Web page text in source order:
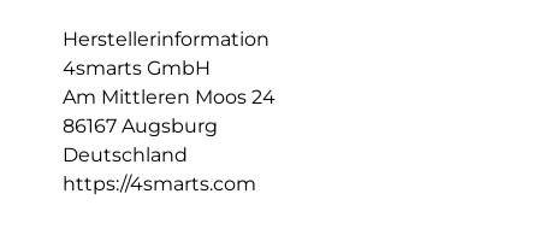
Herstellerinformation
4smarts GmbH
Am Mittleren Moos 24
86167 Augsburg
Deutschland
https://4smarts.com